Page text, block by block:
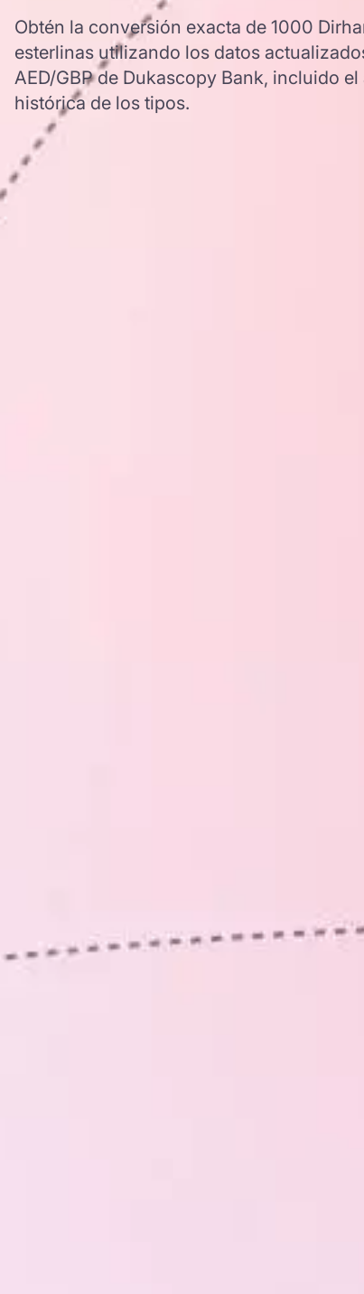
Obtén la conversión exacta de 1000
esterlinas utilizando los datos
AED/GBP de Dukascopy Bank, incluido
histórica de los tipos.